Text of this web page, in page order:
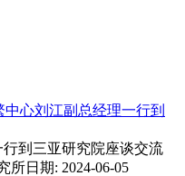
心刘江副总经理一行到
到三亚研究院座谈交流
所日期: 2024-06-05